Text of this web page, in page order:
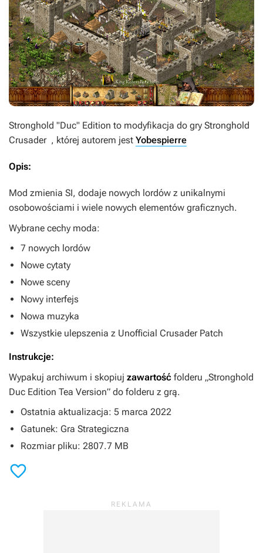
Stronghold "Duc" Edition to modyfikacja do gry Stronghold
Crusader , której autorem jest Yobespierre
Opis:
Mod zmienia SI, dodaje nowych lordów z unikalnymi
osobowościami i wiele nowych elementów graficznych.
Wybrane cechy moda:
7 nowych lordów
Nowe cytaty
Nowe sceny
Nowy interfejs
Nowa muzyka
Wszystkie ulepszenia z Unofficial Crusader Patch
Instrukcje:
Wypakuj archiwum i skopiuj zawartość folderu „Stronghold
Duc Edition Tea Version” do folderu z grą.
Ostatnia aktualizacja: 5 marca 2022
Gatunek: Gra Strategiczna
Rozmiar pliku: 2807.7 MB
